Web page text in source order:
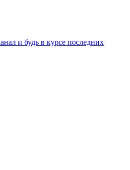
и будь в курсе последних